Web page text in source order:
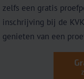
zelfs een gratis
inschrijving bij de
genieten van een